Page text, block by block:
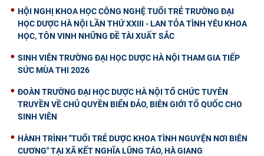
HỘI NGHỊ KHOA HỌC CÔNG NGHỆ TUỔI TRẺ TRƯỜNG ĐẠI
HỌC DƯỢC HÀ NỘI LẦN THỨ XXIII - LAN TỎA TÌNH YÊU KHOA
HỌC, TÔN VINH NHỮNG ĐỀ TÀI XUẤT SẮC
SINH VIÊN TRƯỜNG ĐẠI HỌC DƯỢC HÀ NỘI THAM GIA TIẾP
SỨC MÙA THI 2026
ĐOÀN TRƯỜNG ĐẠI HỌC DƯỢC HÀ NỘI TỔ CHỨC TUYÊN
TRUYỀN VỀ CHỦ QUYỀN BIỂN ĐẢO, BIÊN GIỚI TỔ QUỐC CHO
SINH VIÊN
HÀNH TRÌNH "TUỔI TRẺ DƯỢC KHOA TÌNH NGUYỆN NƠI BIÊN
CƯƠNG" TẠI XÃ KẾT NGHĨA LŨNG TÁO, HÀ GIANG